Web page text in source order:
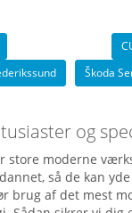
Škoda
og
store moderne
så de kan
brug af det mest